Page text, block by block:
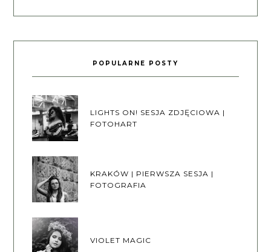
POPULARNE POSTY
LIGHTS ON! SESJA ZDJĘCIOWA |
FOTOHART
KRAKÓW | PIERWSZA SESJA |
FOTOGRAFIA
VIOLET MAGIC